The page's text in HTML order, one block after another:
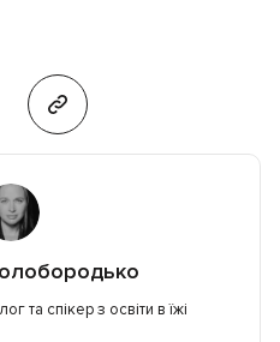
та спікер з освіти в їжі